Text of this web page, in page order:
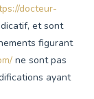
docteur-
et sont
figurant
ne sont pas
ayant